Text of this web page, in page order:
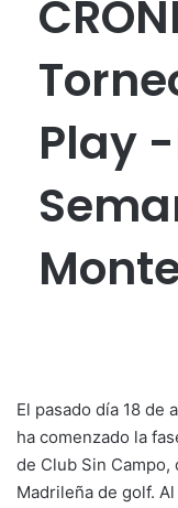
Play
El pasado día 18 de
ha comenzado la
de Club Sin Campo,
Madrileña de golf.